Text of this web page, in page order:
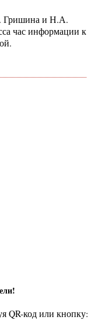
Гришина и Н.А.
час информации к
QR-код или кнопку: